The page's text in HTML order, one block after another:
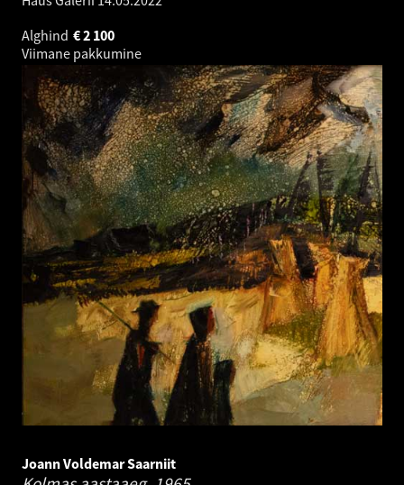
Alghind
2 100
€
Viimane pakkumine
Joann Voldemar Saarniit